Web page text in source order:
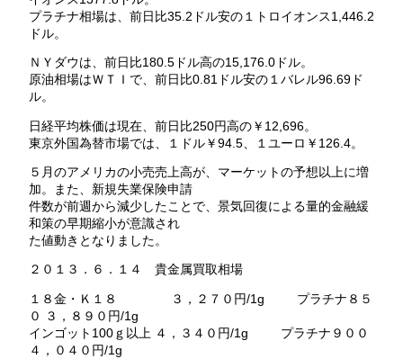
プラチナ相場は、前日比35.2ドル安の１トロイオンス1,446.2
ドル。
ＮＹダウは、前日比180.5ドル高の15,176.0ドル。
原油相場はＷＴＩで、前日比0.81ドル安の１バレル96.69ド
ル。
日経平均株価は現在、前日比250円高の￥12,696。
東京外国為替市場では、１ドル￥94.5、１ユーロ￥126.4。
５月のアメリカの小売売上高が、マーケットの予想以上に増
加。また、新規失業保険申請
件数が前週から減少したことで、景気回復による量的金融緩
和策の早期縮小が意識され
た値動きとなりました。
２０１３．６．１４ 貴金属買取相場
１８金・Ｋ１８ ３，２７０円/1g プラチナ８５
０ ３，８９０円/1g
インゴット100ｇ以上 ４，３４０円/1g プラチナ９００
４，０４０円/1g